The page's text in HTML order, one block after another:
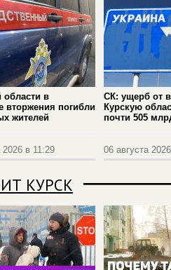
области в
вторжения погибли
жителей
2026 в 11:29
СК: ущерб от
Курскую
почти 505
06 августа
КУРСК